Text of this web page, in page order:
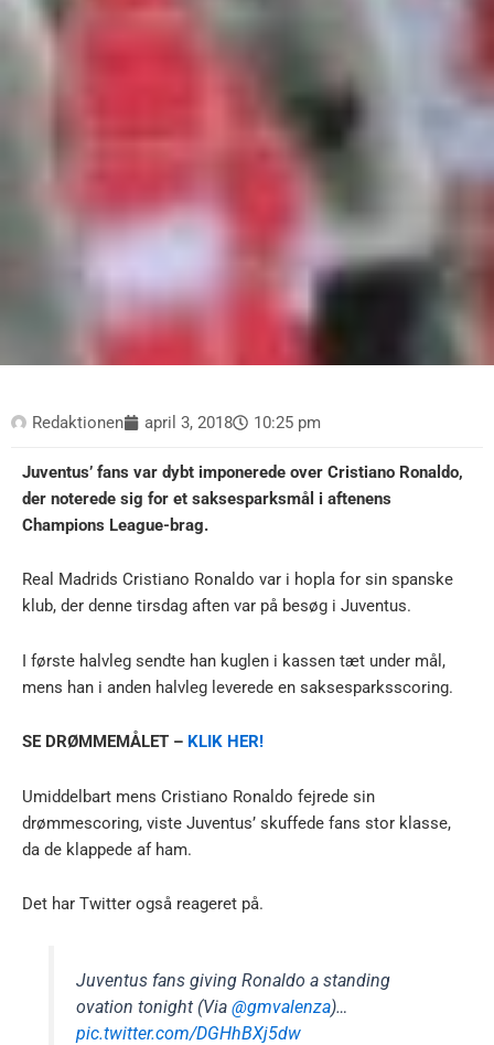
Redaktionen april 3, 2018 10:25 pm
Juventus’ fans var dybt imponerede over Cristiano Ronaldo,
der noterede sig for et saksesparksmål i aftenens
Champions League-brag.
Real Madrids Cristiano Ronaldo var i hopla for sin spanske
klub, der denne tirsdag aften var på besøg i Juventus.
I første halvleg sendte han kuglen i kassen tæt under mål,
mens han i anden halvleg leverede en saksesparksscoring.
SE DRØMMEMÅLET – KLIK HER!
Umiddelbart mens Cristiano Ronaldo fejrede sin
drømmescoring, viste Juventus’ skuffede fans stor klasse,
da de klappede af ham.
Det har Twitter også reageret på.
Juventus fans giving Ronaldo a standing
ovation tonight (Via@gmvalenza)…
pic.twitter.com/DGHhBXj5dw